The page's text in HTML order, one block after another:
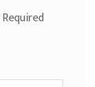
Required